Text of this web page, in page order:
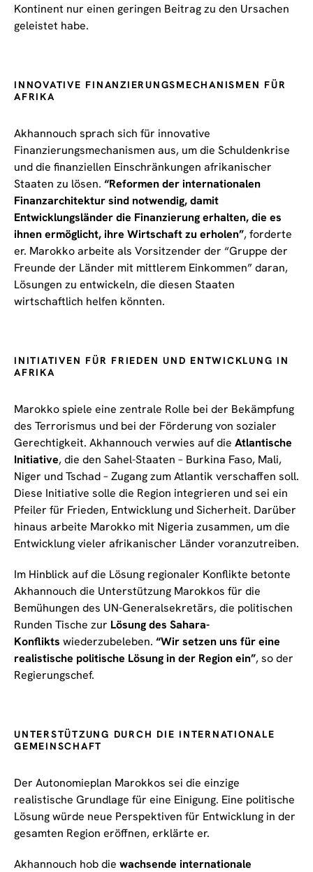
Kontinent nur einen geringen Beitrag zu den Ursachen
geleistet habe.
INNOVATIVE FINANZIERUNGSMECHANISMEN FÜR
AFRIKA
Akhannouch sprach sich für innovative
Finanzierungsmechanismen aus, um die Schuldenkrise
und die finanziellen Einschränkungen afrikanischer
Staaten zu lösen. “Reformen der internationalen
Finanzarchitektur sind notwendig, damit
Entwicklungsländer die Finanzierung erhalten, die es
ihnen ermöglicht, ihre Wirtschaft zu erholen”, forderte
er. Marokko arbeite als Vorsitzender der “Gruppe der
Freunde der Länder mit mittlerem Einkommen” daran,
Lösungen zu entwickeln, die diesen Staaten
wirtschaftlich helfen könnten.
INITIATIVEN FÜR FRIEDEN UND ENTWICKLUNG IN
AFRIKA
Marokko spiele eine zentrale Rolle bei der Bekämpfung
des Terrorismus und bei der Förderung von sozialer
Gerechtigkeit. Akhannouch verwies auf die Atlantische
Initiative, die den Sahel-Staaten – Burkina Faso, Mali,
Niger und Tschad – Zugang zum Atlantik verschaffen soll.
Diese Initiative solle die Region integrieren und sei ein
Pfeiler für Frieden, Entwicklung und Sicherheit. Darüber
hinaus arbeite Marokko mit Nigeria zusammen, um die
Entwicklung vieler afrikanischer Länder voranzutreiben.
Im Hinblick auf die Lösung regionaler Konflikte betonte
Akhannouch die Unterstützung Marokkos für die
Bemühungen des UN-Generalsekretärs, die politischen
Runden Tische zur Lösung des Sahara-
Konflikts wiederzubeleben. “Wir setzen uns für eine
realistische politische Lösung in der Region ein”, so der
Regierungschef.
UNTERSTÜTZUNG DURCH DIE INTERNATIONALE
GEMEINSCHAFT
Der Autonomieplan Marokkos sei die einzige
realistische Grundlage für eine Einigung. Eine politische
Lösung würde neue Perspektiven für Entwicklung in der
gesamten Region eröffnen, erklärte er.
Akhannouch hob die wachsende internationale